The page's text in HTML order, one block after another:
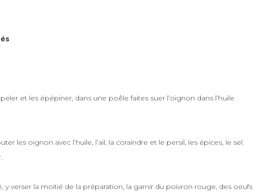
et les épépiner, dans une poêle faites suer l’oignon dans l’huile
les oignon avec l’huile, l’ail, la coraindre et le persil, les épices, le sel.
, y verser la moitié de la préparation, la garnir du poivron rouge, des oeufs